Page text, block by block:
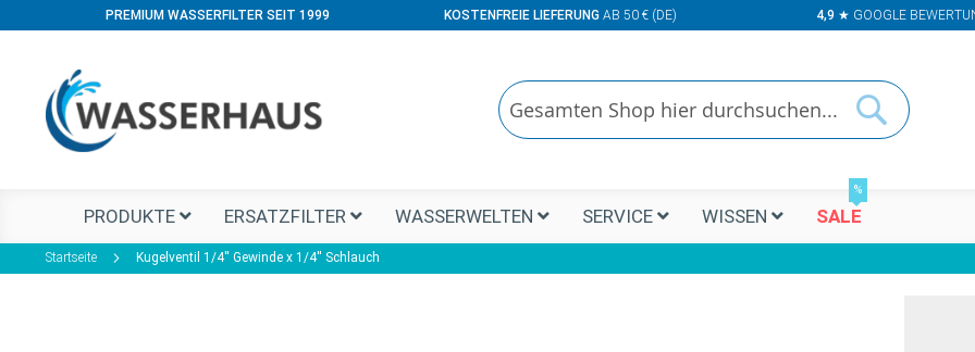
PREMIUM WASSERFILTER SEIT 1999 KOSTENFREIE LIEFERUNGAB 50 € (DE) 4,9 ★ GOOGLE
Suchen
PRODUKTE ERSATZFILTER WASSERWELTEN SERVICE WISSEN SALE
%
Startseite Kugelventil 1/4'' Gewinde x 1/4'' Schlauch